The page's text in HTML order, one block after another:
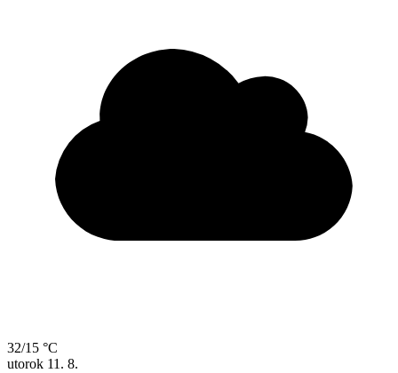
32/15 °C
utorok 11. 8.